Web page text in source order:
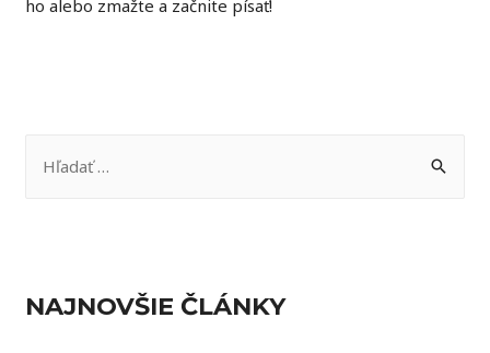
ho alebo zmažte a začnite písať!
ťNAJNOVŠIE ČLÁNKY